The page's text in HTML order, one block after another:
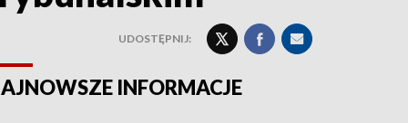
UDOSTĘPNIJ:
INFORMACJE